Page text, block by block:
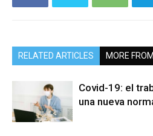
RELATED ARTICLES MORE
Covid-19: el
una nueva